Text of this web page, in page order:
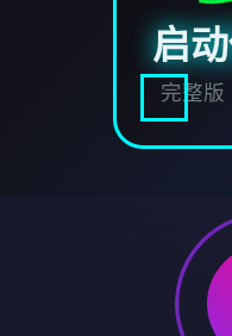
启
完整版